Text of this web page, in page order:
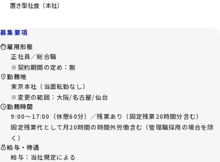
置き型社食（本社）
募集要項
雇用形態
正社員／総合職
※契約期間の定め：無
勤務地
東京本社（当面転勤なし）
※変更の範囲：大阪/名古屋/仙台
勤務時間
9:00～17:00（休憩60分）／残業あり（固定残業20時間分含む）
固定残業代として月20時間の時間外労働含む（管理職採用の場合を除
く）
給与・待遇
給与：当社規定による